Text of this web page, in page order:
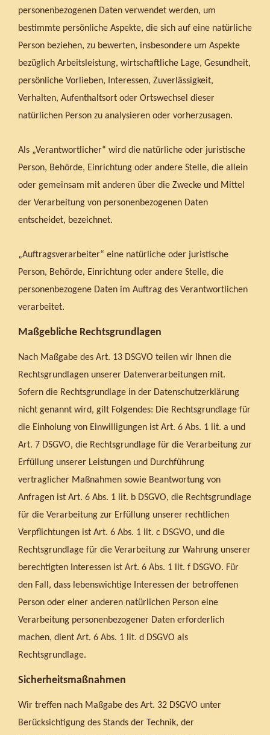
personenbezogenen Daten verwendet werden, um
bestimmte persönliche Aspekte, die sich auf eine natürliche
Person beziehen, zu bewerten, insbesondere um Aspekte
bezüglich Arbeitsleistung, wirtschaftliche Lage, Gesundheit,
persönliche Vorlieben, Interessen, Zuverlässigkeit,
Verhalten, Aufenthaltsort oder Ortswechsel dieser
natürlichen Person zu analysieren oder vorherzusagen.
Als „Verantwortlicher“ wird die natürliche oder juristische
Person, Behörde, Einrichtung oder andere Stelle, die allein
oder gemeinsam mit anderen über die Zwecke und Mittel
der Verarbeitung von personenbezogenen Daten
entscheidet, bezeichnet.
„Auftragsverarbeiter“ eine natürliche oder juristische
Person, Behörde, Einrichtung oder andere Stelle, die
personenbezogene Daten im Auftrag des Verantwortlichen
verarbeitet.
Maßgebliche Rechtsgrundlagen
Nach Maßgabe des Art. 13 DSGVO teilen wir Ihnen die
Rechtsgrundlagen unserer Datenverarbeitungen mit.
Sofern die Rechtsgrundlage in der Datenschutzerklärung
nicht genannt wird, gilt Folgendes: Die Rechtsgrundlage für
die Einholung von Einwilligungen ist Art. 6 Abs. 1 lit. a und
Art. 7 DSGVO, die Rechtsgrundlage für die Verarbeitung zur
Erfüllung unserer Leistungen und Durchführung
vertraglicher Maßnahmen sowie Beantwortung von
Anfragen ist Art. 6 Abs. 1 lit. b DSGVO, die Rechtsgrundlage
für die Verarbeitung zur Erfüllung unserer rechtlichen
Verpflichtungen ist Art. 6 Abs. 1 lit. c DSGVO, und die
Rechtsgrundlage für die Verarbeitung zur Wahrung unserer
berechtigten Interessen ist Art. 6 Abs. 1 lit. f DSGVO. Für
den Fall, dass lebenswichtige Interessen der betroffenen
Person oder einer anderen natürlichen Person eine
Verarbeitung personenbezogener Daten erforderlich
machen, dient Art. 6 Abs. 1 lit. d DSGVO als
Rechtsgrundlage.
Sicherheitsmaßnahmen
Wir treffen nach Maßgabe des Art. 32 DSGVO unter
Berücksichtigung des Stands der Technik, der